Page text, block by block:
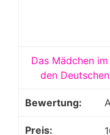
Das Mädchen
den